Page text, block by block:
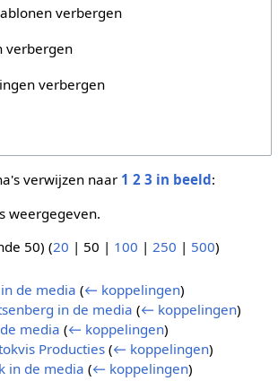
verbergen
verbergen
verbergen
verwijzen naar 1 2 3 in beeld:
weergegeven.
50) (20 | 50 | 100 | 250 | 500)
de media (← koppelingen)
in de media (← koppelingen)
media (← koppelingen)
Producties (← koppelingen)
in de media (← koppelingen)